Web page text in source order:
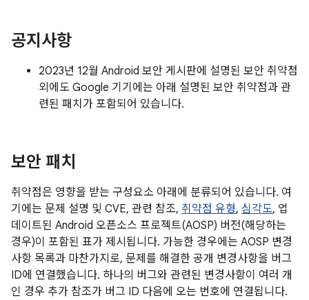
공지사항
2023년 12월 Android 보안 게시판에 설명된 보안 취약점
외에도 Google 기기에는 아래 설명된 보안 취약점과 관
련된 패치가 포함되어 있습니다.
보안 패치
취약점은 영향을 받는 구성요소 아래에 분류되어 있습니다. 여
기에는 문제 설명 및 CVE, 관련 참조, 취약점 유형, 심각도, 업
데이트된 Android 오픈소스 프로젝트(AOSP) 버전(해당하는
경우)이 포함된 표가 제시됩니다. 가능한 경우에는 AOSP 변경
사항 목록과 마찬가지로, 문제를 해결한 공개 변경사항을 버그
ID에 연결했습니다. 하나의 버그와 관련된 변경사항이 여러 개
인 경우 추가 참조가 버그 ID 다음에 오는 번호에 연결됩니다.